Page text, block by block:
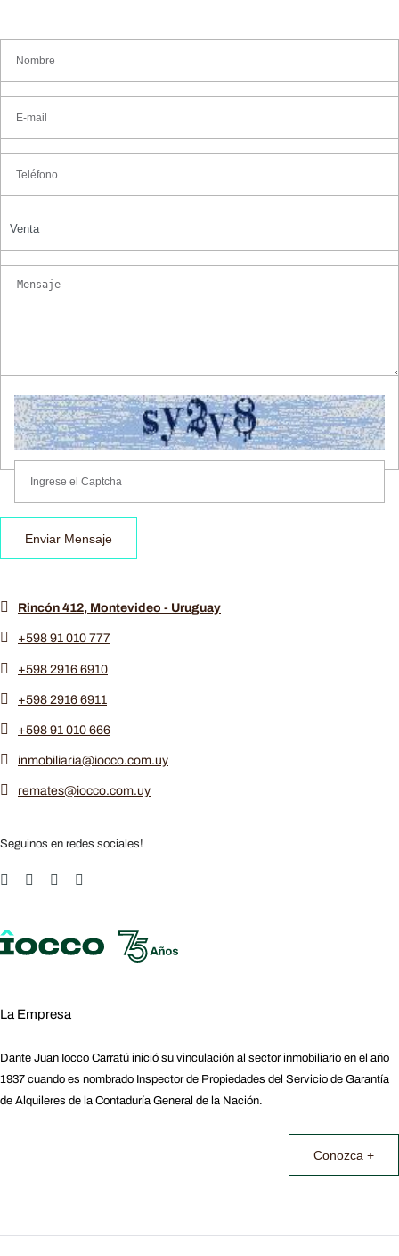
Venta
Enviar Mensaje
Rincón 412, Montevideo - Uruguay
+598 91 010 777
+598 2916 6910
+598 2916 6911
+598 91 010 666
inmobiliaria@iocco.com.uy
remates@iocco.com.uy
Seguinos en redes sociales!
La Empresa
Dante Juan Iocco Carratú inició su vinculación al sector inmobiliario en el año
1937 cuando es nombrado Inspector de Propiedades del Servicio de Garantía
de Alquileres de la Contaduría General de la Nación.
Conozca +